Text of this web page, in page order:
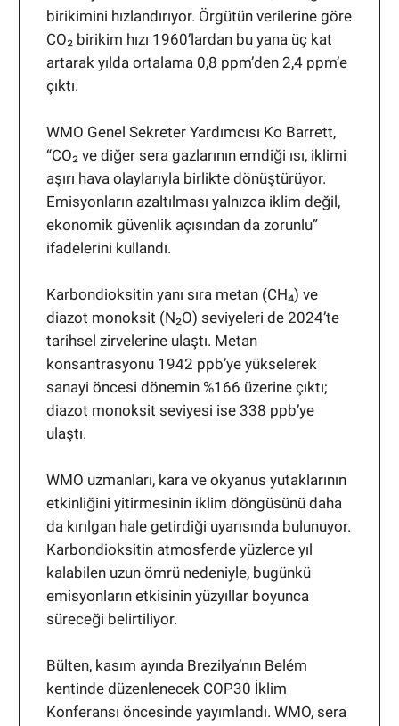
birikimini hızlandırıyor. Örgütün verilerine göre
CO₂ birikim hızı 1960’lardan bu yana üç kat
artarak yılda ortalama 0,8 ppm’den 2,4 ppm’e
çıktı.
WMO Genel Sekreter Yardımcısı Ko Barrett,
“CO₂ ve diğer sera gazlarının emdiği ısı, iklimi
aşırı hava olaylarıyla birlikte dönüştürüyor.
Emisyonların azaltılması yalnızca iklim değil,
ekonomik güvenlik açısından da zorunlu”
ifadelerini kullandı.
Karbondioksitin yanı sıra metan (CH₄) ve
diazot monoksit (N₂O) seviyeleri de 2024’te
tarihsel zirvelerine ulaştı. Metan
konsantrasyonu 1942 ppb’ye yükselerek
sanayi öncesi dönemin %166 üzerine çıktı;
diazot monoksit seviyesi ise 338 ppb’ye
ulaştı.
WMO uzmanları, kara ve okyanus yutaklarının
etkinliğini yitirmesinin iklim döngüsünü daha
da kırılgan hale getirdiği uyarısında bulunuyor.
Karbondioksitin atmosferde yüzlerce yıl
kalabilen uzun ömrü nedeniyle, bugünkü
emisyonların etkisinin yüzyıllar boyunca
süreceği belirtiliyor.
Bülten, kasım ayında Brezilya’nın Belém
kentinde düzenlenecek COP30 İklim
Konferansı öncesinde yayımlandı. WMO, sera